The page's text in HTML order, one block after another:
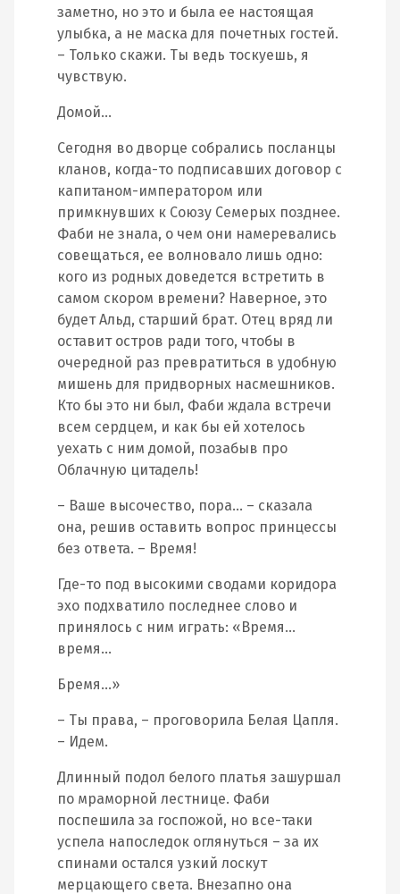
заметно, но это и была ее настоящая
улыбка, а не маска для почетных гостей.
– Только скажи. Ты ведь тоскуешь, я
чувствую.
Домой…
Сегодня во дворце собрались посланцы
кланов, когда-то подписавших договор с
капитаном-императором или
примкнувших к Союзу Семерых позднее.
Фаби не знала, о чем они намеревались
совещаться, ее волновало лишь одно:
кого из родных доведется встретить в
самом скором времени? Наверное, это
будет Альд, старший брат. Отец вряд ли
оставит остров ради того, чтобы в
очередной раз превратиться в удобную
мишень для придворных насмешников.
Кто бы это ни был, Фаби ждала встречи
всем сердцем, и как бы ей хотелось
уехать с ним домой, позабыв про
Облачную цитадель!
– Ваше высочество, пора… – сказала
она, решив оставить вопрос принцессы
без ответа. – Время!
Где-то под высокими сводами коридора
эхо подхватило последнее слово и
принялось с ним играть: «Время…
время…
Бремя…»
– Ты права, – проговорила Белая Цапля.
– Идем.
Длинный подол белого платья зашуршал
по мраморной лестнице. Фаби
поспешила за госпожой, но все-таки
успела напоследок оглянуться – за их
спинами остался узкий лоскут
мерцающего света. Внезапно она